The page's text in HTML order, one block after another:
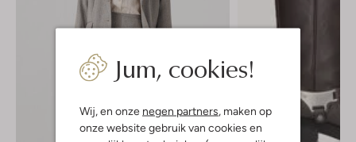
Jum, cookies!
Wij, en onze negen partners , maken op
onze website gebruik van cookies en